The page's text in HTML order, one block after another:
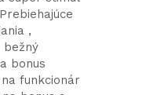
,
bežný
bonus
funkcionár